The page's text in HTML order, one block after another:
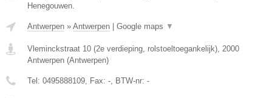
Henegouwen.
Antwerpen » Antwerpen Google maps ▼
Vleminckstraat 10 (2e verdieping, rolstoeltoegankelijk), 2000
Antwerpen (Antwerpen)
Tel: 0495888109, Fax: -, BTW-nr: -